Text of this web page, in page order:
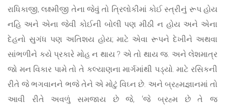
રાધિકાજી, લક્ષ્મીજી તેના જેવું તો ત્રિલોકીમાં કોઈ સ્ત્રીનું રૂપ હોય
નહિ અને એના જેવી કોઈની બોલી પણ મીઠી ન હોય અને એના
દેહનો સુગંધ પણ અતિશય હોય; માટે એવા રૂપને દેખીને અથવા
સાંભળીને કયે પ્રકારે મોહ ન થાય ? એ તો થાય જ. અને લેશમાત્ર
જો મન વિકાર પામે તો તે કલ્યાણના માર્ગમાંથી પડ્યો. માટે રસિકની
રીતે જે ભગવાનને ભજે તેને એ મોટું વિઘ્ન છે. અને બ્રહ્મજ્ઞાનમાં તો
આવી રીતે અવળું સમજાય છે જે, ‘જે બ્રહ્મ છે તે જ